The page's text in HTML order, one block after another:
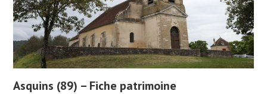
Asquins (89) – Fiche patrimoine